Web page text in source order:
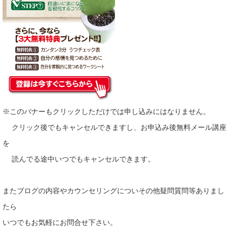
※このバナーもクリックしただけでは申し込みにはなりません。
クリック後でもキャンセルできますし、お申込み後無料メール講座
を
読んでる途中いつでもキャンセルできます。
またブログの内容やカウンセリングについその他疑問質問等ありまし
たら
いつでもお気軽にお問合せ下さい。